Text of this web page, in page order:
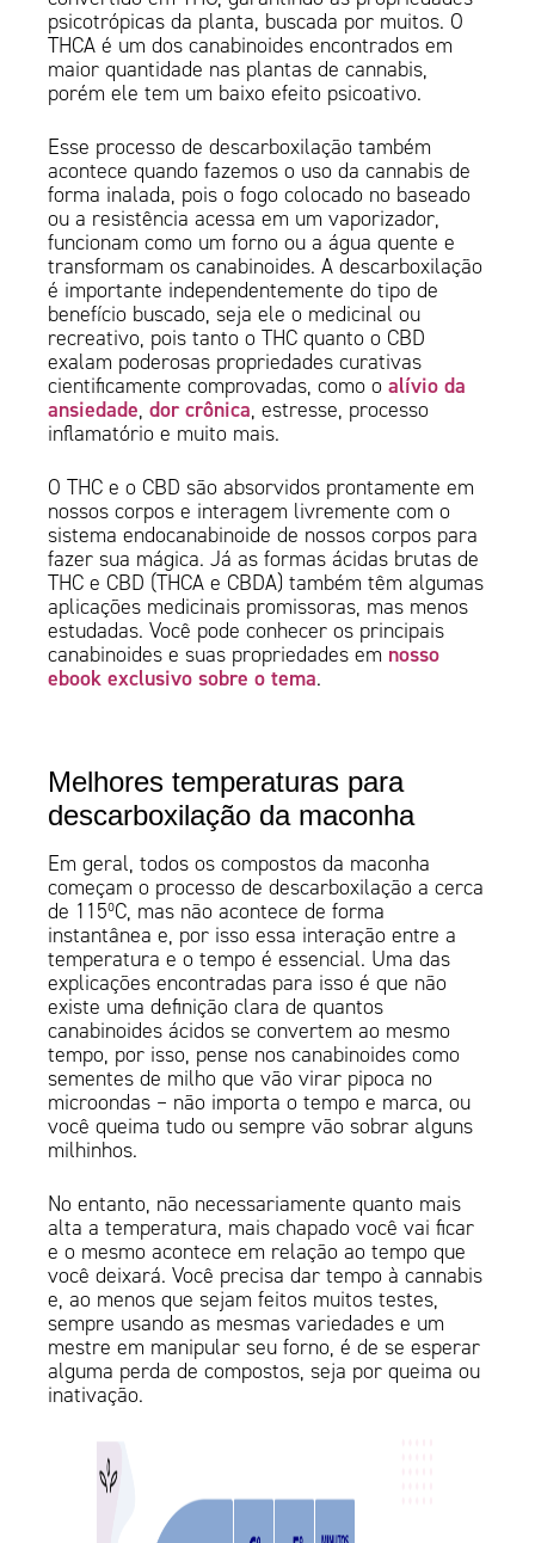
psicotrópicas da planta, buscada por muitos. O
THCA é um dos canabinoides encontrados em
maior quantidade nas plantas de cannabis,
porém ele tem um baixo efeito psicoativo.
Esse processo de descarboxilação também
acontece quando fazemos o uso da cannabis de
forma inalada, pois o fogo colocado no baseado
ou a resistência acessa em um vaporizador,
funcionam como um forno ou a água quente e
transformam os canabinoides. A descarboxilação
é importante independentemente do tipo de
benefício buscado, seja ele o medicinal ou
recreativo, pois tanto o THC quanto o CBD
exalam poderosas propriedades curativas
cientificamente comprovadas, como oalívio da
ansiedade,dor crônica, estresse, processo
inflamatório e muito mais.
O THC e o CBD são absorvidos prontamente em
nossos corpos e interagem livremente com o
sistema endocanabinoide de nossos corpos para
fazer sua mágica. Já as formas ácidas brutas de
THC e CBD (THCA e CBDA) também têm algumas
aplicações medicinais promissoras, mas menos
estudadas. Você pode conhecer os principais
canabinoides e suas propriedades em nosso
ebook exclusivo sobre o tema.
Melhores temperaturas para
descarboxilação da maconha
Em geral, todos os compostos da maconha
começam o processo de descarboxilação a cerca
de 115ºC, mas não acontece de forma
instantânea e, por isso essa interação entre a
temperatura e o tempo é essencial. Uma das
explicações encontradas para isso é que não
existe uma definição clara de quantos
canabinoides ácidos se convertem ao mesmo
tempo, por isso, pense nos canabinoides como
sementes de milho que vão virar pipoca no
microondas – não importa o tempo e marca, ou
você queima tudo ou sempre vão sobrar alguns
milhinhos.
No entanto, não necessariamente quanto mais
alta a temperatura, mais chapado você vai ficar
e o mesmo acontece em relação ao tempo que
você deixará. Você precisa dar tempo à cannabis
e, ao menos que sejam feitos muitos testes,
sempre usando as mesmas variedades e um
mestre em manipular seu forno, é de se esperar
alguma perda de compostos, seja por queima ou
inativação.